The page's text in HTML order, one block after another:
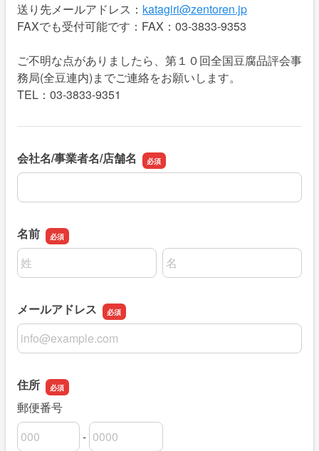
送り先メールアドレス： katagiri@zentoren.jp
FAXでも受付可能です：FAX：03-3833-9353
ご不明な点がありましたら、第１０回全国豆腐品評会事
務局(全豆連内)までご連絡をお願いします。
TEL：03-3833-9351
会社名/事業者名/店舗名
会社名/事業者名/店舗名
名前
名前の姓
名前の名
メールアドレス
メールアドレス
住所
郵便番号
郵便番号の上3桁
-
郵便番号の下4桁